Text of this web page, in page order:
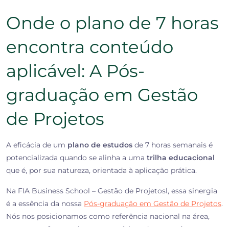
Onde o plano de 7 horas
encontra conteúdo
aplicável: A Pós-
graduação em Gestão
de Projetos
A eficácia de um plano de estudos de 7 horas semanais é
potencializada quando se alinha a uma trilha educacional
que é, por sua natureza, orientada à aplicação prática.
Na FIA Business School – Gestão de Projetosl, essa sinergia
é a essência da nossa Pós-graduação em Gestão de Projetos.
Nós nos posicionamos como referência nacional na área,